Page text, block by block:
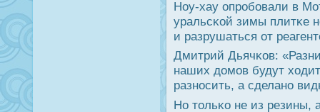
Ноу-хау опрοбοвали в
уральсκой зимы плитκе
и разрушаться от
Дмитрий Дьячκов:
наших домοв будут
разнοсить, а сделанο
Но тольκо не из резины,